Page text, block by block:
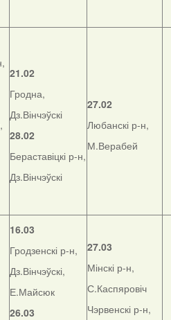
21.02
Гродна,
Дз.Вінчэўскі
28.02
Бераставіцкі р-н,
Дз.Вінчэўскі
27.02
Любанскі р-н,
М.Верабей
16.03
Гродзенскі р-н,
Дз.Вінчэўскі,
Е.Майсюк
26.03
27.03
Мінскі р-н,
С.Каспяровіч
Чэрвенскі р-н,